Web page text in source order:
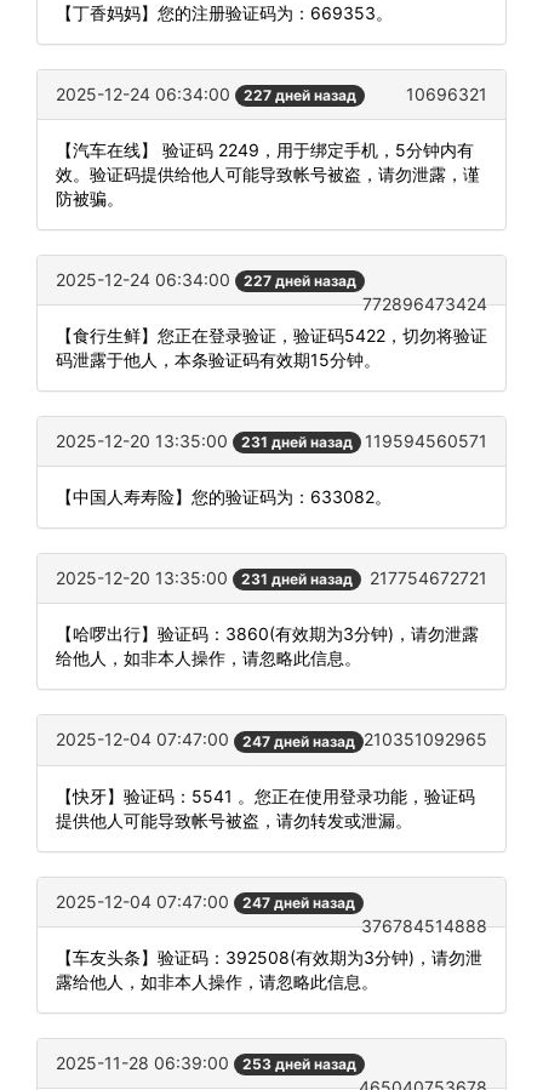
【丁香妈妈】您的注册验证码为：669353。
2025-12-24 06:34:00 227 дней назад 10696321
【汽车在线】 验证码 2249，用于绑定手机，5分钟内有
效。验证码提供给他人可能导致帐号被盗，请勿泄露，谨
防被骗。
2025-12-24 06:34:00 227 дней назад
772896473424
【食行生鲜】您正在登录验证，验证码5422，切勿将验证
码泄露于他人，本条验证码有效期15分钟。
2025-12-20 13:35:00 231 дней назад 119594560571
【中国人寿寿险】您的验证码为：633082。
2025-12-20 13:35:00 231 дней назад 217754672721
【哈啰出行】验证码：3860(有效期为3分钟)，请勿泄露
给他人，如非本人操作，请忽略此信息。
2025-12-04 07:47:00 247 дней назад 210351092965
【快牙】验证码：5541 。您正在使用登录功能，验证码
提供他人可能导致帐号被盗，请勿转发或泄漏。
2025-12-04 07:47:00 247 дней назад
376784514888
【车友头条】验证码：392508(有效期为3分钟)，请勿泄
露给他人，如非本人操作，请忽略此信息。
2025-11-28 06:39:00 253 дней назад